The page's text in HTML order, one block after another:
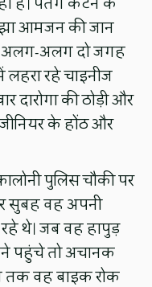
आमजन की जान
अलग-अलग दो जगह
लहरा रहे चाइनीज
की ठोड़ी और
के होंठ और
पुलिस चौकी पर
सुबह वह अपनी
थे। जब वह हापुड़
पहुंचे तो अचानक
तक वह बाइक रोक